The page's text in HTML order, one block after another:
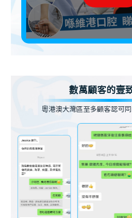
數萬顧客的壹
粵港澳大灣區至多顧客認可